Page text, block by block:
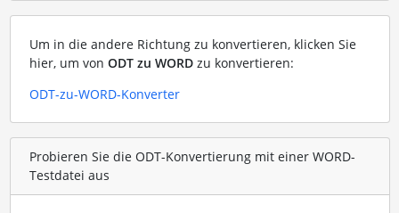
Um in die andere Richtung zu konvertieren, klicken Sie
hier, um von ODT zu WORDzu konvertieren:
ODT-zu-WORD-Konverter
Probieren Sie die ODT-Konvertierung mit einer WORD-
Testdatei aus